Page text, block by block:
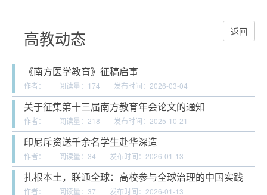
高教动态 返回
《南方医学教育》征稿启事
作者： 阅读量： 174 发布时间：2026-03-04
关于征集第十三届南方教育年会论文的通知
作者： 阅读量： 218 发布时间：2025-10-21
印尼斥资送千余名学生赴华深造
作者： 阅读量： 34 发布时间：2026-01-13
扎根本土，联通全球：高校参与全球治理的中国实践
作者： 阅读量： 37 发布时间：2026-01-13